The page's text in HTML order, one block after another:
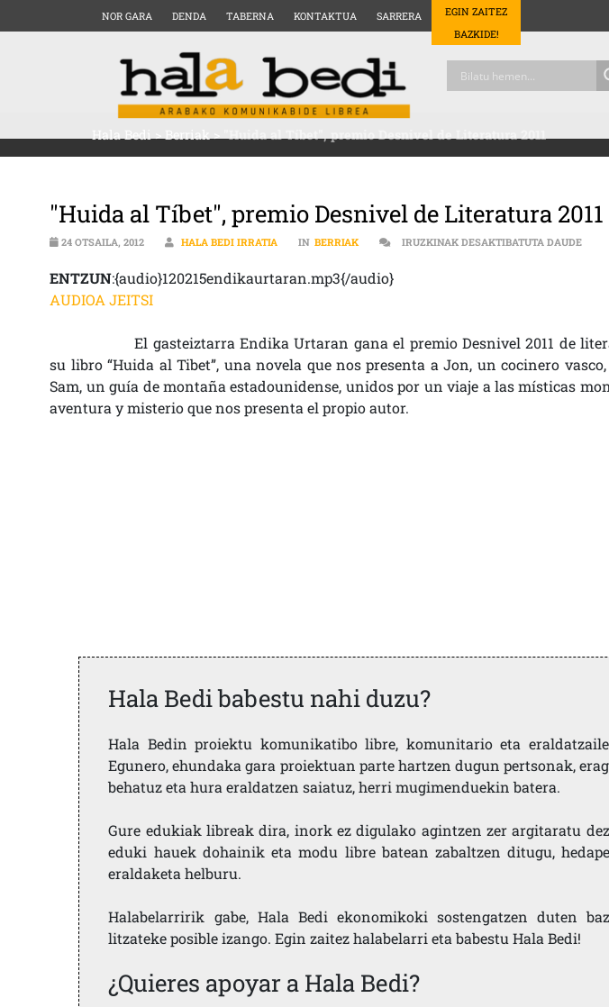
NOR GARA DENDA TABERNA KONTAKTUA SARRERA
EGIN ZAITEZ
BAZKIDE!
Hala Bedi>Berriak>"Huida al Tíbet", premio Desnivel de Literatura 2011
"Huida al Tíbet", premio Desnivel de Literatura 2011
24 OTSAILA, 2012 HALA BEDI IRRATIA IN BERRIAK IRUZKINAK DESAKTIBATUTA DAUDE
ENTZUN:{audio}120215endikaurtaran.mp3{/audio}
AUDIOA JEITSI
El gasteiztarra Endika Urtaran gana el premio Desnivel 2011 de
su libro “Huida al Tibet”, una novela que nos presenta a Jon, un cocinero
Sam, un guía de montaña estadounidense, unidos por un viaje a las místicas
aventura y misterio que nos presenta el propio autor.
Hala Bedi babestu nahi duzu?
Hala Bedin proiektu komunikatibo libre, komunitario eta
Egunero, ehundaka gara proiektuan parte hartzen dugun pertsonak,
behatuz eta hura eraldatzen saiatuz, herri mugimenduekin batera.
Gure edukiak libreak dira, inork ez digulako agintzen zer argitaratu
eduki hauek dohainik eta modu libre batean zabaltzen ditugu,
eraldaketa helburu.
Halabelarririk gabe, Hala Bedi ekonomikoki sostengatzen duten
litzateke posible izango. Egin zaitez halabelarri eta babestu Hala Bedi!
¿Quieres apoyar a Hala Bedi?